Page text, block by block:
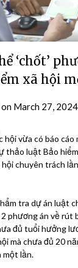
‘chốt’
xã hội
March 27, 2024
hội vừa có báo
thảo luật Bảo
chuyên trách
tra dự án luật
phương án về rút
đủ tuổi hưởng
mà chưa đủ 20
một lần.